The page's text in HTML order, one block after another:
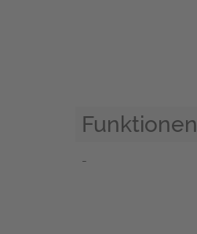
Funktionen
-